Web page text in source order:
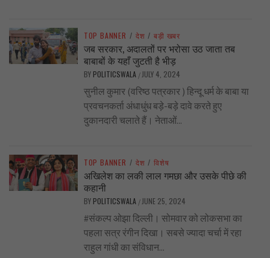
TOP BANNER / देश / बड़ी खबर
जब सरकार, अदालतों पर भरोसा उठ जाता तब
बाबाबों के यहाँ जुटती है भीड़
BY POLITICSWALA / JULY 4, 2024
सुनील कुमार (वरिष्ठ पत्रकार ) हिन्दू धर्म के बाबा या
प्रवचनकर्ता अंधाधुंध बड़े-बड़े दावे करते हुए
दुकानदारी चलाते हैं। नेताओं...
TOP BANNER / देश / विशेष
अखिलेश का लकी लाल गमछा और उसके पीछे की
कहानी
BY POLITICSWALA / JUNE 25, 2024
#संकल्प ओझा दिल्ली। सोमवार को लोकसभा का
पहला सत्र रंगीन दिखा। सबसे ज्यादा चर्चा में रहा
राहुल गांधी का संविधान...